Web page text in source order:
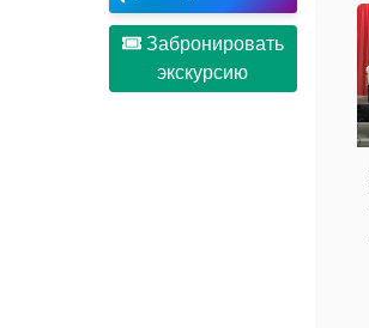
Забронировать
экскурсию